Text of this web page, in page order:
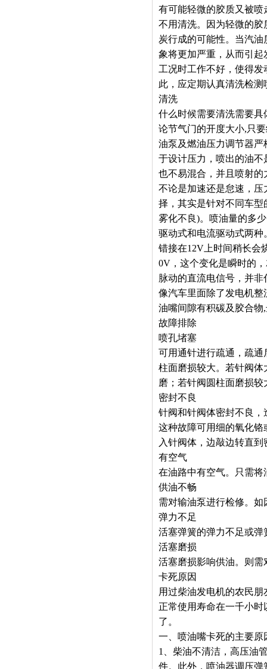
有可能轻微的胶质又被
不用清洗。因为轻微的
炭行成的可能性。当汽
象将更加严重，从而引
工况时工作不好，使得
此，应定期认真清洗检
清洗
什么时候需要清洗需要
论节气门的开度大小,只
油泵及燃油压力调节器
于设计压力，喷出的油
也不易混合，并且喷射
不论是加速还是怠速，
择，其实是针对不同车
雾化不良)。喷油量的多
驱动式和电流驱动式两
错接在12V上时间稍长会
0V，这个变化是瞬时的
脉动的直流电信号，并
像汽车里面除了发电机
油嘴间隙有积碳及胶合
故障排除
喷孔堵塞
可用通针进行疏通，疏
柱面磨损较大。若针阀体
磨；若针阀圆柱面磨损
密封不良
针阀和针阀体密封不良
这种故障可用细的氧化
入针阀体，边敲边转直
有空气
在油路中有空气。只需
供油不畅
需对输油泵进行检修。
弹力不足
活塞弹簧的弹力不足或
活塞磨损
活塞磨损影响供油。则需
卡死原因
用过柴油发电机的农民
正常使用寿命在一千小
了。
一、喷油嘴卡死的主要原
1、柴油不清洁，高压油
件。此外，喷油器调压